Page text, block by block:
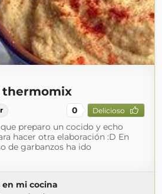
thermomix
0 Delicioso
preparo un cocido y echo
hacer otra elaboración :D En
de garbanzos ha ido
mi cocina